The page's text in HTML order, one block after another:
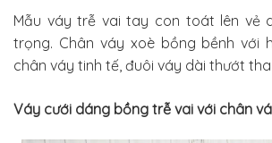
Mẫu váy trễ vai tay con toát lên vẻ
trọng. Chân váy xoè bồng bềnh với
chân váy tinh tế, đuôi váy dài thướt
Váy cưới dáng bồng trễ vai với chân